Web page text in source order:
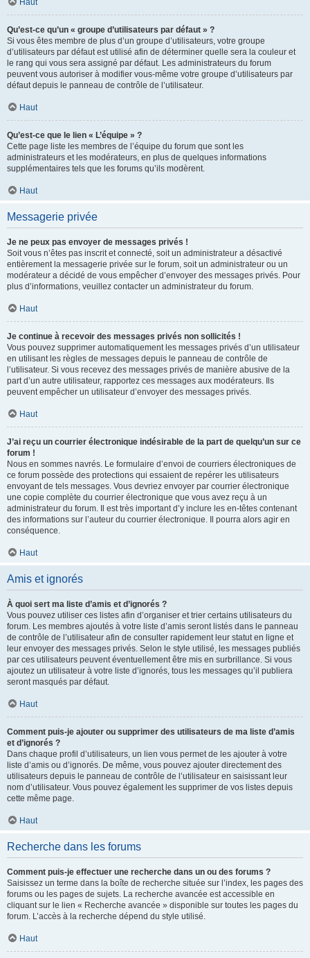
Haut
Qu’est-ce qu’un « groupe d’utilisateurs par défaut » ?
Si vous êtes membre de plus d’un groupe d’utilisateurs, votre groupe
d’utilisateurs par défaut est utilisé afin de déterminer quelle sera la couleur et
le rang qui vous sera assigné par défaut. Les administrateurs du forum
peuvent vous autoriser à modifier vous-même votre groupe d’utilisateurs par
défaut depuis le panneau de contrôle de l’utilisateur.
Haut
Qu’est-ce que le lien « L’équipe » ?
Cette page liste les membres de l’équipe du forum que sont les
administrateurs et les modérateurs, en plus de quelques informations
supplémentaires tels que les forums qu’ils modèrent.
Haut
Messagerie privée
Je ne peux pas envoyer de messages privés !
Soit vous n’êtes pas inscrit et connecté, soit un administrateur a désactivé
entièrement la messagerie privée sur le forum, soit un administrateur ou un
modérateur a décidé de vous empêcher d’envoyer des messages privés. Pour
plus d’informations, veuillez contacter un administrateur du forum.
Haut
Je continue à recevoir des messages privés non sollicités !
Vous pouvez supprimer automatiquement les messages privés d’un utilisateur
en utilisant les règles de messages depuis le panneau de contrôle de
l’utilisateur. Si vous recevez des messages privés de manière abusive de la
part d’un autre utilisateur, rapportez ces messages aux modérateurs. Ils
peuvent empêcher un utilisateur d’envoyer des messages privés.
Haut
J’ai reçu un courrier électronique indésirable de la part de quelqu’un sur ce
forum !
Nous en sommes navrés. Le formulaire d’envoi de courriers électroniques de
ce forum possède des protections qui essaient de repérer les utilisateurs
envoyant de tels messages. Vous devriez envoyer par courrier électronique
une copie complète du courrier électronique que vous avez reçu à un
administrateur du forum. Il est très important d’y inclure les en-têtes contenant
des informations sur l’auteur du courrier électronique. Il pourra alors agir en
conséquence.
Haut
Amis et ignorés
À quoi sert ma liste d’amis et d’ignorés ?
Vous pouvez utiliser ces listes afin d’organiser et trier certains utilisateurs du
forum. Les membres ajoutés à votre liste d’amis seront listés dans le panneau
de contrôle de l’utilisateur afin de consulter rapidement leur statut en ligne et
leur envoyer des messages privés. Selon le style utilisé, les messages publiés
par ces utilisateurs peuvent éventuellement être mis en surbrillance. Si vous
ajoutez un utilisateur à votre liste d’ignorés, tous les messages qu’il publiera
seront masqués par défaut.
Haut
Comment puis-je ajouter ou supprimer des utilisateurs de ma liste d’amis
et d’ignorés ?
Dans chaque profil d’utilisateurs, un lien vous permet de les ajouter à votre
liste d’amis ou d’ignorés. De même, vous pouvez ajouter directement des
utilisateurs depuis le panneau de contrôle de l’utilisateur en saisissant leur
nom d’utilisateur. Vous pouvez également les supprimer de vos listes depuis
cette même page.
Haut
Recherche dans les forums
Comment puis-je effectuer une recherche dans un ou des forums ?
Saisissez un terme dans la boîte de recherche située sur l’index, les pages des
forums ou les pages de sujets. La recherche avancée est accessible en
cliquant sur le lien « Recherche avancée » disponible sur toutes les pages du
forum. L’accès à la recherche dépend du style utilisé.
Haut